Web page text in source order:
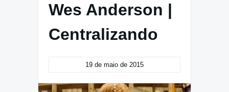
Wes Anderson |
Centralizando
19 de maio de 2015